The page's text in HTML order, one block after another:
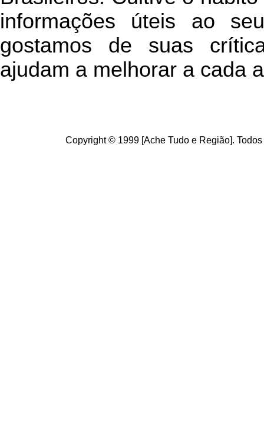
informações úteis ao
gostamos de suas
ajudam a melhorar a cada
Copyright © 1999 [Ache Tudo e Região].